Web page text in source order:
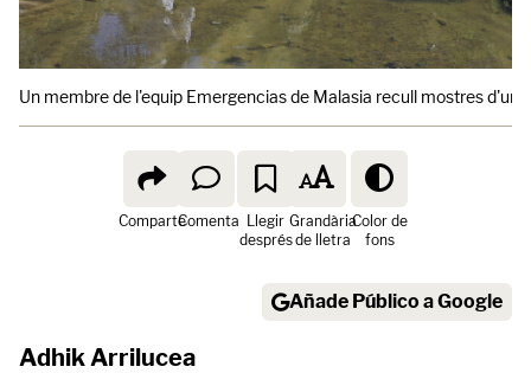
Un membre de l'equip Emergencias de Malasia recull mostres d'un
ComparteComenta Llegir
després
Grandària
de lletra
Color de
fons
Añade Público a Google
Adhik Arrilucea